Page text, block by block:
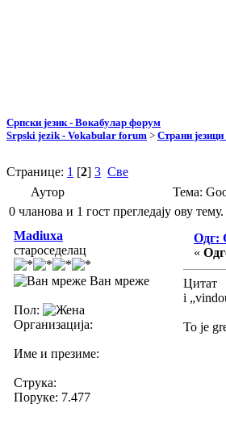
Српски језик - Вокабулар форум
Srpski jezik - Vokabular forum > Страни језици
Странице: 1 [2] 3 Све
Аутор
Тема:
0 чланова и 1 гост прегледају ову тему.
Madiuxa
староседелац
Ван мреже
Пол:
Организација:
Име и презиме:
Струка:
Поруке: 7.477
Одг:
«
Цитат
i
To je